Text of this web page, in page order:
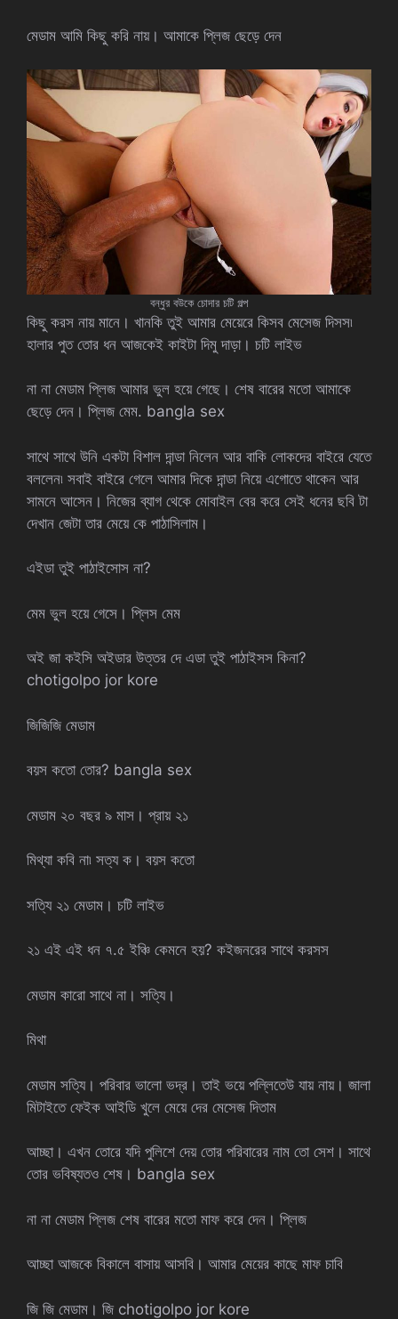
মেডাম আমি কিছু করি নায়। আমাকে প্লিজ ছেড়ে দেন
বন্ধুর বউকে চোদার চটি গল্প
কিছু করস নায় মানে। খানকি তুই আমার মেয়েরে কিসব মেসেজ দিসস৷
হালার পুত তোর ধন আজকেই কাইটা দিমু দাড়া। চটি লাইভ
না না মেডাম প্লিজ আমার ভুল হয়ে গেছে। শেষ বারের মতো আমাকে
ছেড়ে দেন। প্লিজ মেম. bangla sex
সাথে সাথে উনি একটা বিশাল দান্ডা নিলেন আর বাকি লোকদের বাইরে যেতে
বললেন৷ সবাই বাইরে গেলে আমার দিকে দান্ডা নিয়ে এগোতে থাকেন আর
সামনে আসেন। নিজের ব্যাগ থেকে মোবাইল বের করে সেই ধনের ছবি টা
দেখান জেটা তার মেয়ে কে পাঠাসিলাম।
এইডা তুই পাঠাইসোস না?
মেম ভুল হয়ে গেসে। প্লিস মেম
অই জা কইসি অইডার উত্তর দে এডা তুই পাঠাইসস কিনা?
chotigolpo jor kore
জিজিজি মেডাম
বয়স কতো তোর? bangla sex
মেডাম ২০ বছর ৯ মাস। প্রায় ২১
মিথ্যা কবি না৷ সত্য ক। বয়স কতো
সত্যি ২১ মেডাম। চটি লাইভ
২১ এই এই ধন ৭.৫ ইঞ্চি কেমনে হয়? কইজনরের সাথে করসস
মেডাম কারো সাথে না। সত্যি।
মিথা
মেডাম সত্যি। পরিবার ভালো ভদ্র। তাই ভয়ে পল্লিতেউ যায় নায়। জালা
মিটাইতে ফেইক আইডি খুলে মেয়ে দের মেসেজ দিতাম
আচ্ছা। এখন তোরে যদি পুলিশে দেয় তোর পরিবারের নাম তো সেশ। সাথে
তোর ভবিষ্যতও শেষ। bangla sex
না না মেডাম প্লিজ শেষ বারের মতো মাফ করে দেন। প্লিজ
আচ্ছা আজকে বিকালে বাসায় আসবি। আমার মেয়ের কাছে মাফ চাবি
জি জি মেডাম। জি chotigolpo jor kore